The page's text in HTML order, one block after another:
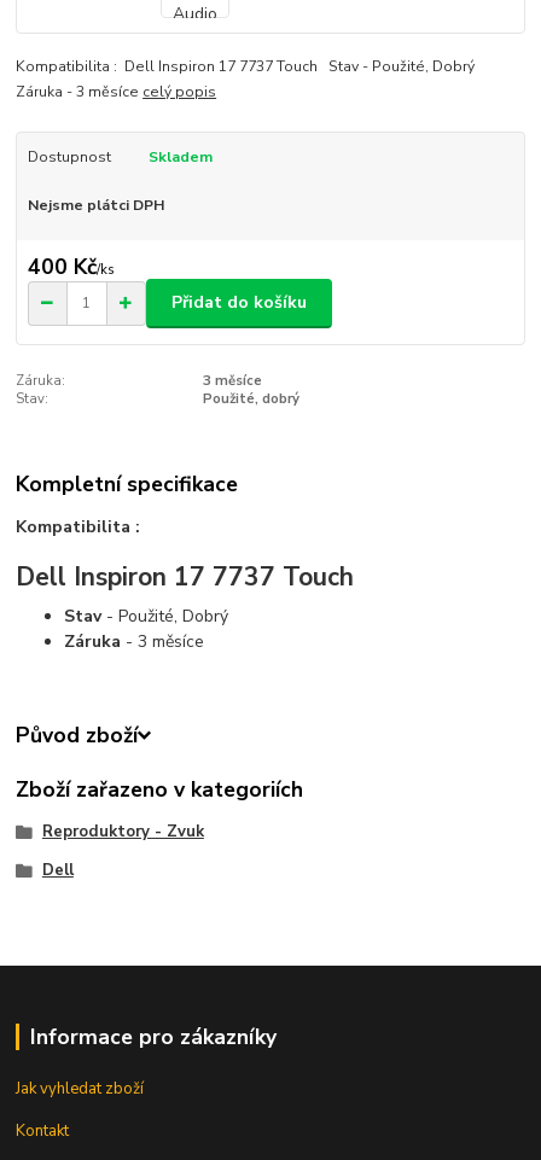
Kompatibilita : Dell Inspiron 17 7737 Touch Stav - Použité, Dobrý
Záruka - 3 měsíce celý popis
Dostupnost Skladem
Nejsme plátci DPH
400 Kč/ks
Přidat do košíku
Záruka:
3 měsíce
Stav:
Použité, dobrý
Kompletní specifikace
Kompatibilita :
Dell Inspiron 17 7737 Touch
Stav - Použité, Dobrý
Záruka - 3 měsíce
Původ zboží
Zboží zařazeno v kategoriích
Reproduktory - Zvuk
Dell
Informace pro zákazníky
Jak vyhledat zboží
Kontakt